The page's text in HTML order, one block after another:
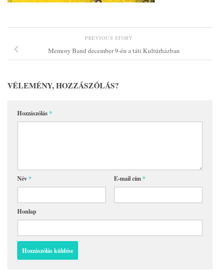
PREVIOUS STORY
Memory Band december 9-én a táti Kultúrházban
VÉLEMÉNY, HOZZÁSZÓLÁS?
Hozzászólás*
Név* E-mail cím*
Honlap